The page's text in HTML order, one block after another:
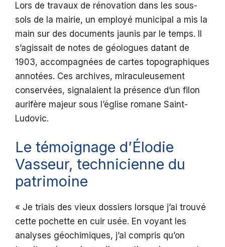
Lors de travaux de rénovation dans les sous-
sols de la mairie, un employé municipal a mis la
main sur des documents jaunis par le temps. Il
s’agissait de notes de géologues datant de
1903, accompagnées de cartes topographiques
annotées. Ces archives, miraculeusement
conservées, signalaient la présence d’un filon
aurifère majeur sous l’église romane Saint-
Ludovic.
Le témoignage d’Élodie
Vasseur, technicienne du
patrimoine
« Je triais des vieux dossiers lorsque j’ai trouvé
cette pochette en cuir usée. En voyant les
analyses géochimiques, j’ai compris qu’on